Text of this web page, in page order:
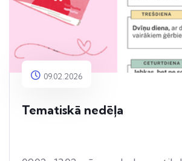
09.02.2026
Tematiskā nedēļa